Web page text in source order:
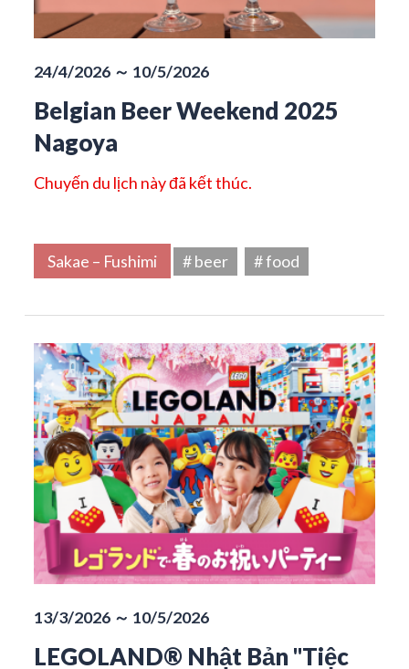
24/4/2026 ～ 10/5/2026
Belgian Beer Weekend 2025
Nagoya
Chuyến du lịch này đã kết thúc.
Sakae – Fushimi # beer # food
13/3/2026 ～ 10/5/2026
LEGOLAND® Nhật Bản "Tiệc